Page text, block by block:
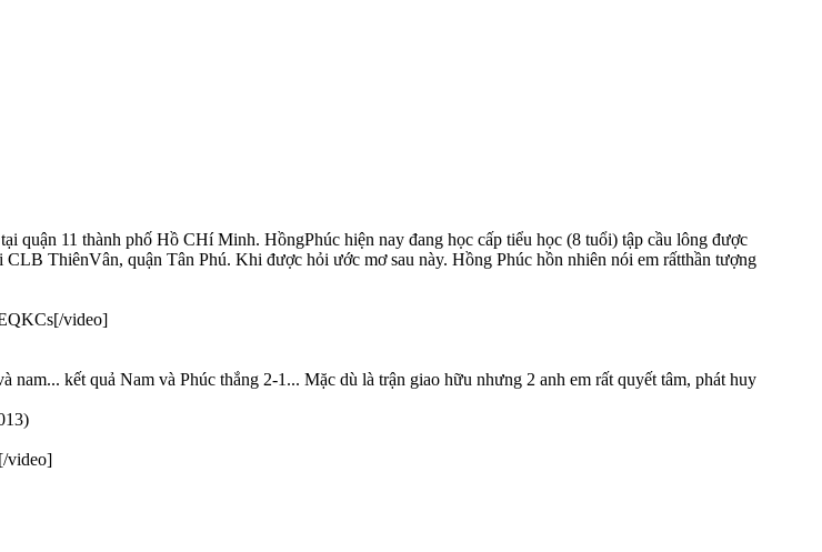
quận 11 thành phố Hồ CHí Minh. HồngPhúc hiện nay đang học cấp tiểu học (8 tuổi) tập cầu lông được
ThiênVân, quận Tân Phú. Khi được hỏi ước mơ sau này. Hồng Phúc hồn nhiên nói em rấtthần tượng
video]
kết quả Nam và Phúc thắng 2-1... Mặc dù là trận giao hữu nhưng 2 anh em rất quyết tâm, phát huy
video]